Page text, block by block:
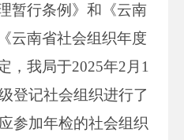
暂行条例》和《云南
云南省社会组织年度
，我局于2025年2月1
登记社会组织进行了
参加年检的社会组织